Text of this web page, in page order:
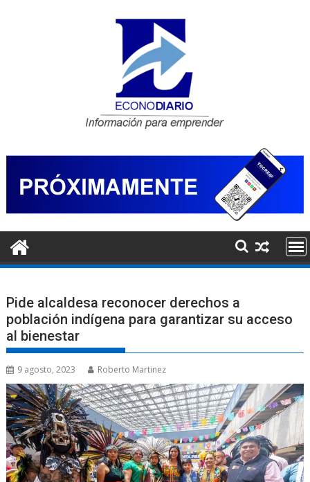
Pide alcaldesa reconocer derechos a
población indígena para garantizar su acceso
al bienestar
9 agosto, 2023 Roberto Martinez